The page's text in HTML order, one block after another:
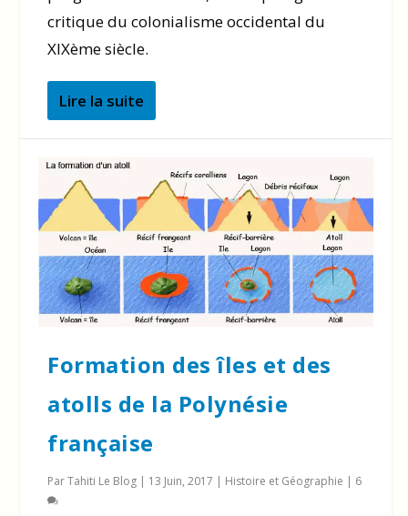
critique du colonialisme occidental du
XIXème siècle.
Lire la suite
Formation des îles et des
atolls de la Polynésie
française
ParTahiti Le Blog | 13 Juin, 2017 | Histoire et Géographie | 6